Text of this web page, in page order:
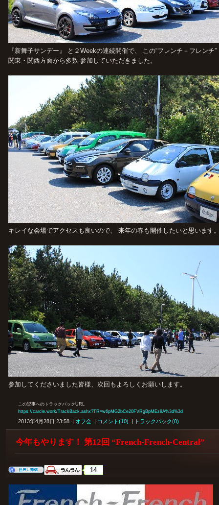
『新舞子サンデー』 と２Weekの連続開催で、 この“フレンチ－フレンチ
関東・関西方面から多数 参加していただきました。
キレイな会場でアクセスも良いので、 来年の春も開催したいと思います
参加してくださいました皆様、次回もよろしくお願いします。
この記事へのトラックバックURL
https://carcle.work/TrackBack.ashx?TR=w6pMG2bCe20FVRgBpMEz9A%3d%3d
2013年4月28日 23:58 | オフ会 | コメント(10) | トラックバック(0)
今年もやります！ 第12回 “French-French-Central”
14